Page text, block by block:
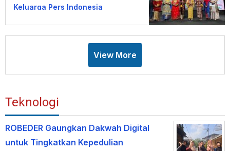
Keluarga Pers Indonesia
View More
Teknologi
ROBEDER Gaungkan Dakwah Digital
untuk Tingkatkan Kepedulian